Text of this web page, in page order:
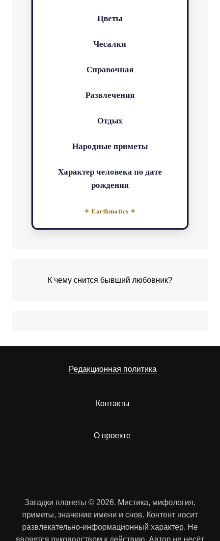
Цветы
Чесалки
Справочная
Развлечения
Отдых
Народные приметы
Характер человека по дате
рождения
✧ Earthmatics ✧
К чему снится бывший любовник?
Редакционная политика
Контакты
О проекте
Загадки планеты © 2026. Мистика, мифология,
приметы, значение имени и снов. Контент носит
развлекательно-информационный характер. Не
является руководством к действию. Автор не несёт